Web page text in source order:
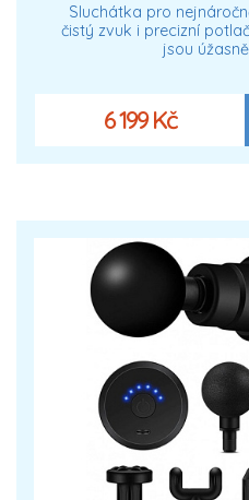
Sluchátka pro
čistý zvuk i precizní
jsou
6 199 Kč